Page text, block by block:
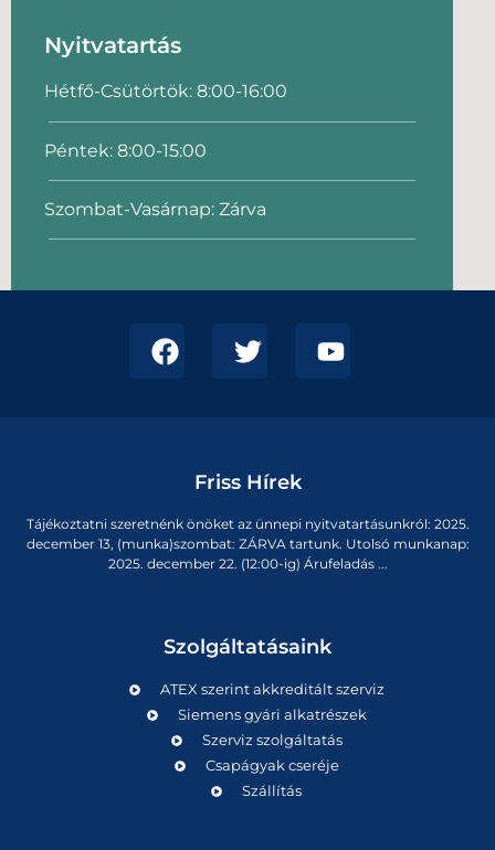
Nyitvatartás
Hétfő-Csütörtök: 8:00-16:00
Péntek: 8:00-15:00
Szombat-Vasárnap: Zárva
Friss Hírek
Tájékoztatni szeretnénk önöket az ünnepi nyitvatartásunkról: 2025.
december 13, (munka)szombat: ZÁRVA tartunk. Utolsó munkanap:
2025. december 22. (12:00-ig) Árufeladás ...
Szolgáltatásaink
ATEX szerint akkreditált szerviz
Siemens gyári alkatrészek
Szerviz szolgáltatás
Csapágyak cseréje
Szállítás